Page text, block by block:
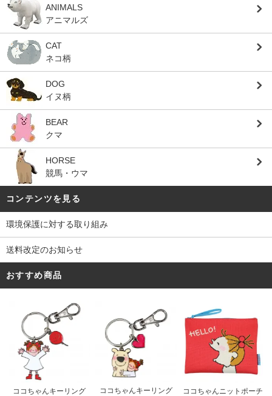
ANIMALS
アニマルズ
CAT
ネコ柄
DOG
イヌ柄
BEAR
クマ
HORSE
競馬・ウマ
コンテンツを見る
環境保護に対する取り組み
送料改定のお知らせ
おすすめ商品
ココちゃんキーリング
ココちゃんキーリング
ココちゃんニットポーチ